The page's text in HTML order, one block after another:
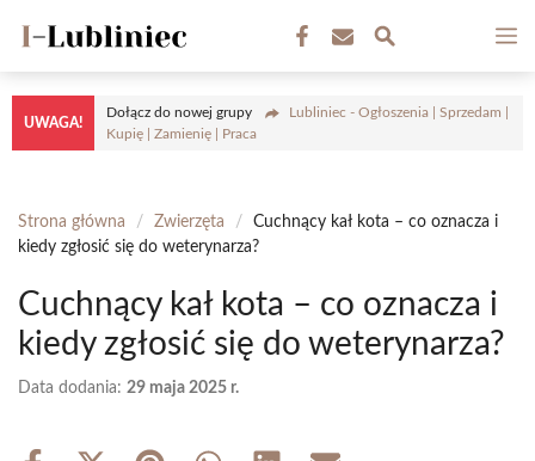
treści
UWAGA!
Dołącz do nowej grupy
Lubliniec - Ogłoszenia | Sprzedam |
Kupię | Zamienię | Praca
Strona główna / Zwierzęta /
Cuchnący kał kota – co oznacza i
kiedy zgłosić się do weterynarza?
Cuchnący kał kota – co oznacza i
kiedy zgłosić się do weterynarza?
Data dodania: 29 maja 2025 r.